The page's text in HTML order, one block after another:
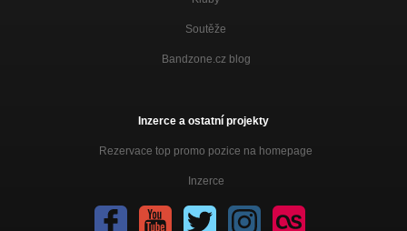
Soutěže
Bandzone.cz blog
Inzerce a ostatní projekty
Rezervace top promo pozice na homepage
Inzerce